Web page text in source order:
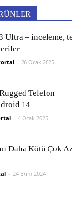
Ultra – inceleme,
- 26 Ocak 2025
Telefon
14
- 4 Ocak 2025
Daha Kötü Çok
- 24 Ekim 2024